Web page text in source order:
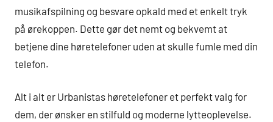
musikafspilning og besvare opkald med et enkelt tryk
på ørekoppen. Dette gør det nemt og bekvemt at
betjene dine høretelefoner uden at skulle fumle med din
telefon.
Alt i alt er Urbanistas høretelefoner et perfekt valg for
dem, der ønsker en stilfuld og moderne lytteoplevelse.